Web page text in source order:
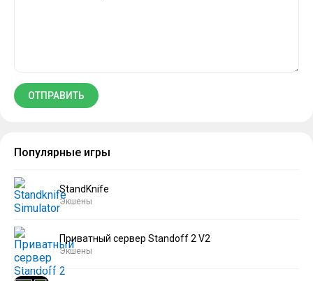
Популярные игры
StandKnife
Экшены
Приватный сервер Standoff 2 V2
Экшены